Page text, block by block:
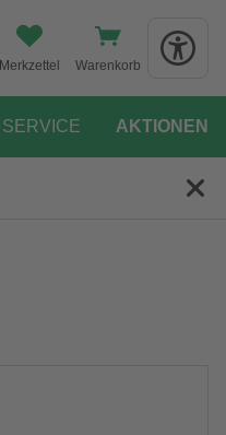
Merkzettel Warenkorb
SERVICE AKTIONEN